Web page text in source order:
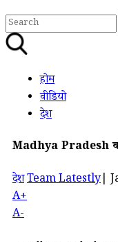
होम
वीडियो
देश
Madhya Pradesh
देशTeam Latestly
A+
A-